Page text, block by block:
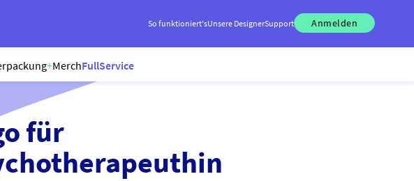
So funktioniert'sUnsere DesignerSupport Anmelden
+MerchFullService
für